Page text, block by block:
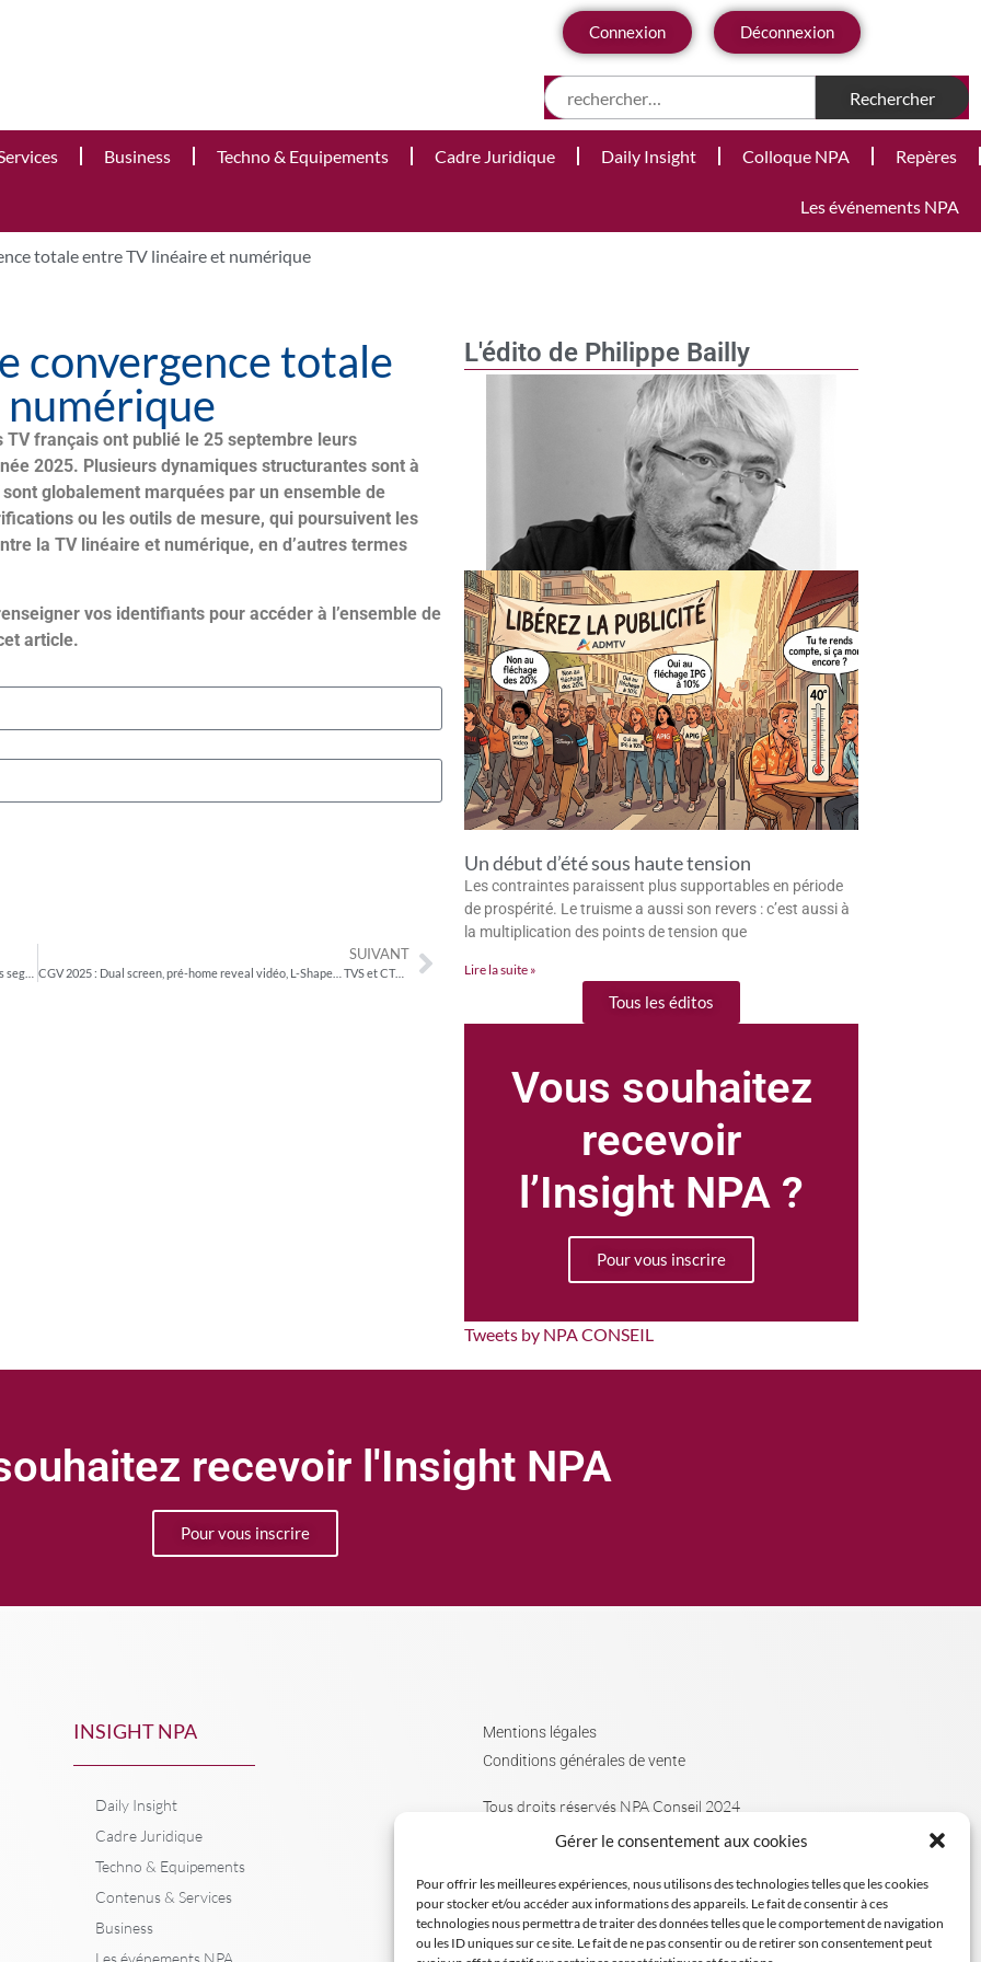
Gérer le consentement aux cookies
Pour offrir les meilleures expériences, nous utilisons des technologies telles que les cookies
pour stocker et/ou accéder aux informations des appareils. Le fait de consentir à ces
technologies nous permettra de traiter des données telles que le comportement de navigation
ou les ID uniques sur ce site. Le fait de ne pas consentir ou de retirer son consentement peut
Connexion Déconnexion
Business Techno & Equipements Cadre Juridique Daily Insight Colloque NPA Repères
Les événements NPA
totale entre TV linéaire et numérique
L'édito de Philippe Bailly
Un début d’été sous haute tension
Les contraintes paraissent plus supportables en période
de prospérité. Le truisme a aussi son revers : c’est aussi à
la multiplication des points de tension que
Lire la suite »
Tous les éditos
Vous souhaitez
recevoir
l’Insight NPA ?
Pour vous inscrire
Tweets by NPA CONSEIL
convergence totale
français ont publié le 25 septembre leurs
2025. Plusieurs dynamiques structurantes sont à
globalement marquées par un ensemble de
ou les outils de mesure, qui poursuivent les
la TV linéaire et numérique, en d’autres termes
vos identifiants pour accéder à l’ensemble de
article.
SUIVANT
CGV 2025 : Dual screen, pré-home reveal vidéo, L-Shape… TVS et CTV terrains d’expérimentation de formats innovants
recevoir l'Insight NPA
Pour vous inscrire
INSIGHT NPA
Daily Insight
Cadre Juridique
Techno & Equipements
Contenus & Services
Business
Mentions légales
Conditions générales de vente
Tous droits réservés NPA Conseil 2024